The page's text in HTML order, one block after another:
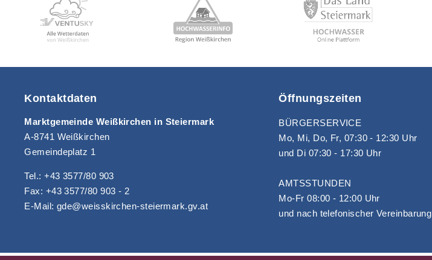
Kontaktdaten
Marktgemeinde Weißkirchen in Steiermark
A-8741 Weißkirchen
Gemeindeplatz 1
Tel.: +43 3577/80 903
Fax: +43 3577/80 903 - 2
E-Mail: gde@weisskirchen-steiermark.gv.at
Öffnungszeiten
BÜRGERSERVICE
Mo, Mi, Do, Fr, 07:30 - 12:30 Uhr
und Di 07:30 - 17:30 Uhr
AMTSSTUNDEN
Mo-Fr 08:00 - 12:00 Uhr
und nach telefonischer Vereinbarung